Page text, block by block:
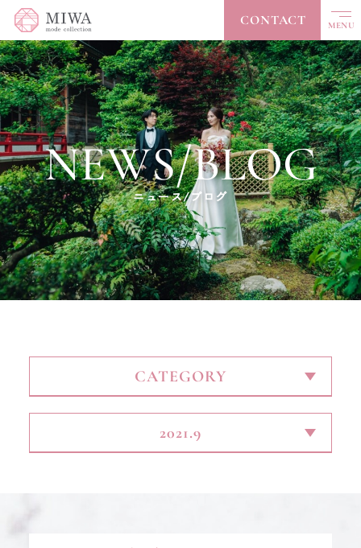
CONTACT MENU
CLOSE
TOP トップ
ABOUT 私たちについて
COLLECTION コレクション
ACCESSORY アクセサリー
ACCESS アクセス
CONTACT
NEWS/BLOG
ニュース/ブログ